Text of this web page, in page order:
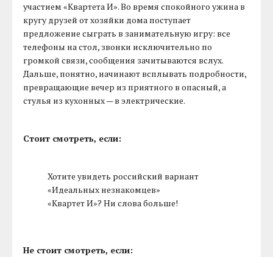
участием «Квартета И». Во время спокойного ужина в
кругу друзей от хозяйки дома поступает
предложение сыграть в занимательную игру: все
телефоны на стол, звонки исключительно по
громкой связи, сообщения зачитываются вслух.
Дальше, понятно, начинают всплывать подробности,
превращающие вечер из приятного в опасный, а
стулья из кухонных — в электрические.
Стоит смотреть, если:
Хотите увидеть российский вариант
«Идеальных незнакомцев»
«Квартет И»? Ни слова больше!
Не стоит смотреть, если: